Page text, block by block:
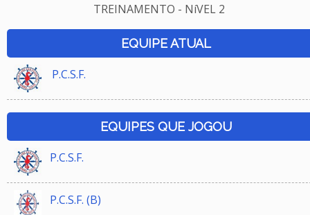
TREINAMENTO - NíVEL 2
EQUIPE ATUAL
P.C.S.F.
EQUIPES QUE JOGOU
P.C.S.F.
P.C.S.F. (B)